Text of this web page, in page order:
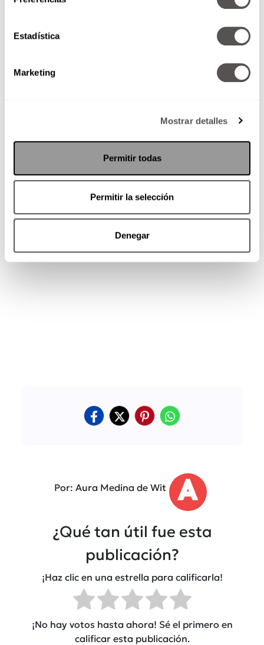
Estadística
Marketing
Mostrar detalles
Permitir todas
Permitir la selección
Denegar
No debes andar por la vida ahogándonos en el
mar emocional de otros, bastante tenemos con
el nuestro.
Por: Aura Medina de Wit
¿Qué tan útil fue esta
publicación?
¡Haz clic en una estrella para calificarla!
¡No hay votos hasta ahora! Sé el primero en
calificar esta publicación.